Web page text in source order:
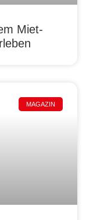
Miet-
MAGAZIN